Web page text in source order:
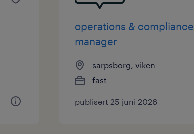
operations & compliance
manager
sarpsborg, viken
fast
publisert 25 juni 2026